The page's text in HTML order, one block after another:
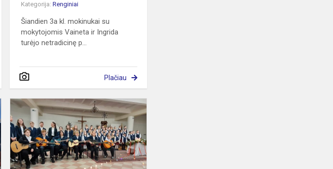
Kategorija:Renginiai
Šiandien 3a kl. mokinukai su
mokytojomis Vaineta ir Ingrida
turėjo netradicinę p...
Plačiau
Jubiliejus
,,Kalėdų
belaukiant“